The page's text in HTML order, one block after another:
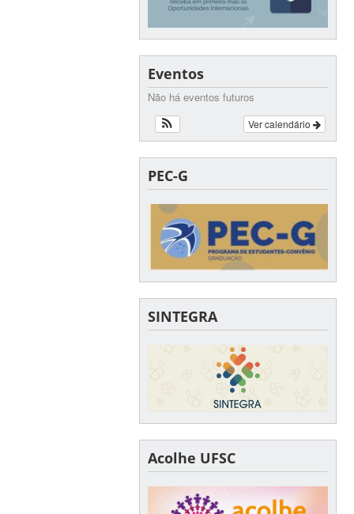
Eventos
Não há eventos futuros
Ver calendário
PEC-G
SINTEGRA
Acolhe UFSC